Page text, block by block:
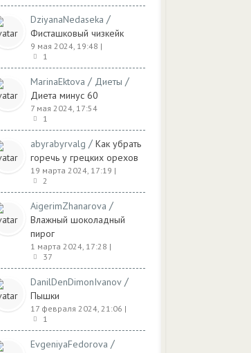
DziyanaNedaseka /
Фисташковый чизкейк
9 мая 2024, 19:48 |
1
MarinaEktova / Диеты /
Диета минус 60
7 мая 2024, 17:54
1
abyrabyrvalg / Как убрать
горечь у грецких орехов
19 марта 2024, 17:19 |
2
AigerimZhanarova /
Влажный шоколадный
пирог
1 марта 2024, 17:28 |
37
DanilDenDimonIvanov /
Пышки
17 февраля 2024, 21:06 |
1
EvgeniyaFedorova /